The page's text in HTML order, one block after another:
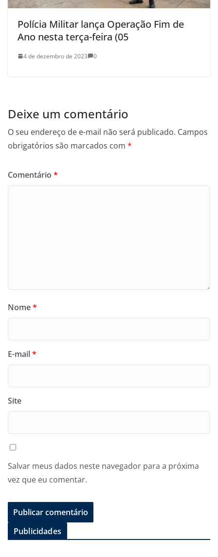
Polícia Militar lança Operação Fim de
Ano nesta terça-feira (05
4 de dezembro de 2023 0
Deixe um comentário
O seu endereço de e-mail não será publicado. Campos
obrigatórios são marcados com *
Comentário *
Nome*
E-mail*
Site
Salvar meus dados neste navegador para a próxima
vez que eu comentar.
Publicidades